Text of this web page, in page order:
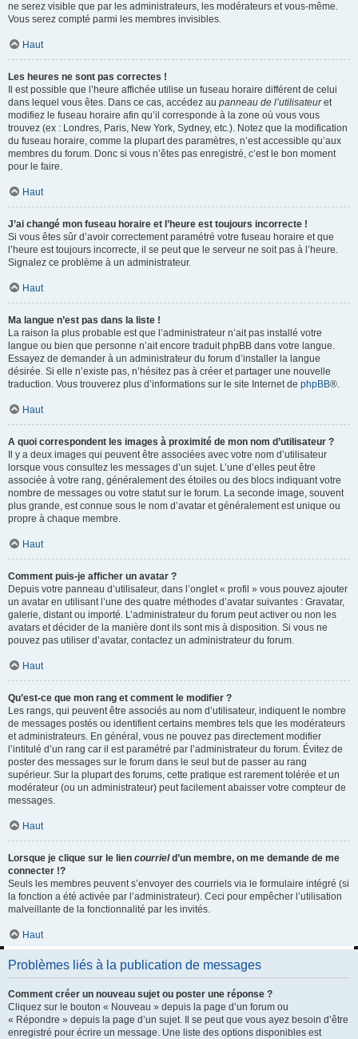
ne serez visible que par les administrateurs, les modérateurs et vous-même.
Vous serez compté parmi les membres invisibles.
Haut
Les heures ne sont pas correctes !
Il est possible que l’heure affichée utilise un fuseau horaire différent de celui
dans lequel vous êtes. Dans ce cas, accédez au panneau de l’utilisateuret
modifiez le fuseau horaire afin qu’il corresponde à la zone où vous vous
trouvez (ex : Londres, Paris, New York, Sydney, etc.). Notez que la modification
du fuseau horaire, comme la plupart des paramètres, n’est accessible qu’aux
membres du forum. Donc si vous n’êtes pas enregistré, c’est le bon moment
pour le faire.
Haut
J’ai changé mon fuseau horaire et l’heure est toujours incorrecte !
Si vous êtes sûr d’avoir correctement paramétré votre fuseau horaire et que
l’heure est toujours incorrecte, il se peut que le serveur ne soit pas à l’heure.
Signalez ce problème à un administrateur.
Haut
Ma langue n’est pas dans la liste !
La raison la plus probable est que l’administrateur n’ait pas installé votre
langue ou bien que personne n’ait encore traduit phpBB dans votre langue.
Essayez de demander à un administrateur du forum d’installer la langue
désirée. Si elle n’existe pas, n’hésitez pas à créer et partager une nouvelle
traduction. Vous trouverez plus d’informations sur le site Internet de phpBB®.
Haut
A quoi correspondent les images à proximité de mon nom d’utilisateur ?
Il y a deux images qui peuvent être associées avec votre nom d’utilisateur
lorsque vous consultez les messages d’un sujet. L’une d’elles peut être
associée à votre rang, généralement des étoiles ou des blocs indiquant votre
nombre de messages ou votre statut sur le forum. La seconde image, souvent
plus grande, est connue sous le nom d’avatar et généralement est unique ou
propre à chaque membre.
Haut
Comment puis-je afficher un avatar ?
Depuis votre panneau d’utilisateur, dans l’onglet « profil » vous pouvez ajouter
un avatar en utilisant l’une des quatre méthodes d’avatar suivantes : Gravatar,
galerie, distant ou importé. L’administrateur du forum peut activer ou non les
avatars et décider de la manière dont ils sont mis à disposition. Si vous ne
pouvez pas utiliser d’avatar, contactez un administrateur du forum.
Haut
Qu’est-ce que mon rang et comment le modifier ?
Les rangs, qui peuvent être associés au nom d’utilisateur, indiquent le nombre
de messages postés ou identifient certains membres tels que les modérateurs
et administrateurs. En général, vous ne pouvez pas directement modifier
l’intitulé d’un rang car il est paramétré par l’administrateur du forum. Évitez de
poster des messages sur le forum dans le seul but de passer au rang
supérieur. Sur la plupart des forums, cette pratique est rarement tolérée et un
modérateur (ou un administrateur) peut facilement abaisser votre compteur de
messages.
Haut
Lorsque je clique sur le lien courrield’un membre, on me demande de me
connecter !?
Seuls les membres peuvent s’envoyer des courriels via le formulaire intégré (si
la fonction a été activée par l’administrateur). Ceci pour empêcher l’utilisation
malveillante de la fonctionnalité par les invités.
Haut
Problèmes liés à la publication de messages
Comment créer un nouveau sujet ou poster une réponse ?
Cliquez sur le bouton « Nouveau » depuis la page d’un forum ou
« Répondre » depuis la page d’un sujet. Il se peut que vous ayez besoin d’être
enregistré pour écrire un message. Une liste des options disponibles est